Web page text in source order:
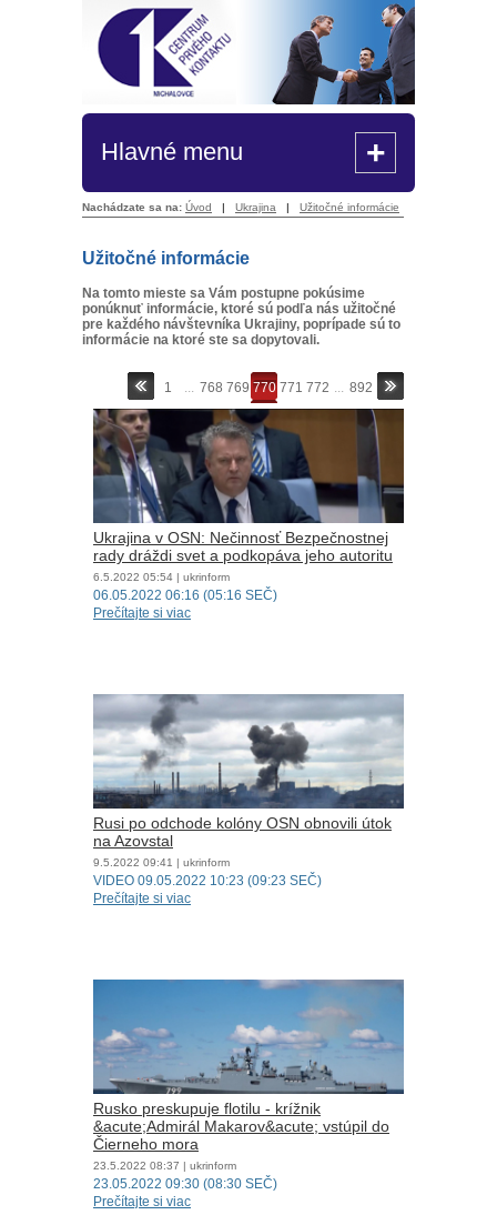
Hlavné menu +
Nachádzate sa na: Úvod | Ukrajina | Užitočné informácie
Užitočné informácie
Na tomto mieste sa Vám postupne pokúsime
ponúknuť informácie, ktoré sú podľa nás užitočné
pre každého návštevníka Ukrajiny, poprípade sú to
informácie na ktoré ste sa dopytovali.
1 ... 768 769 770 771 772 ... 892
Ukrajina v OSN: Nečinnosť Bezpečnostnej
rady dráždi svet a podkopáva jeho autoritu
6.5.2022 05:54 | ukrinform
06.05.2022 06:16 (05:16 SEČ)
Prečítajte si viac
Rusi po odchode kolóny OSN obnovili útok
na Azovstal
9.5.2022 09:41 | ukrinform
VIDEO 09.05.2022 10:23 (09:23 SEČ)
Prečítajte si viac
Rusko preskupuje flotilu - krížnik
&acute;Admirál Makarov&acute; vstúpil do
Čierneho mora
23.5.2022 08:37 | ukrinform
23.05.2022 09:30 (08:30 SEČ)
Prečítajte si viac